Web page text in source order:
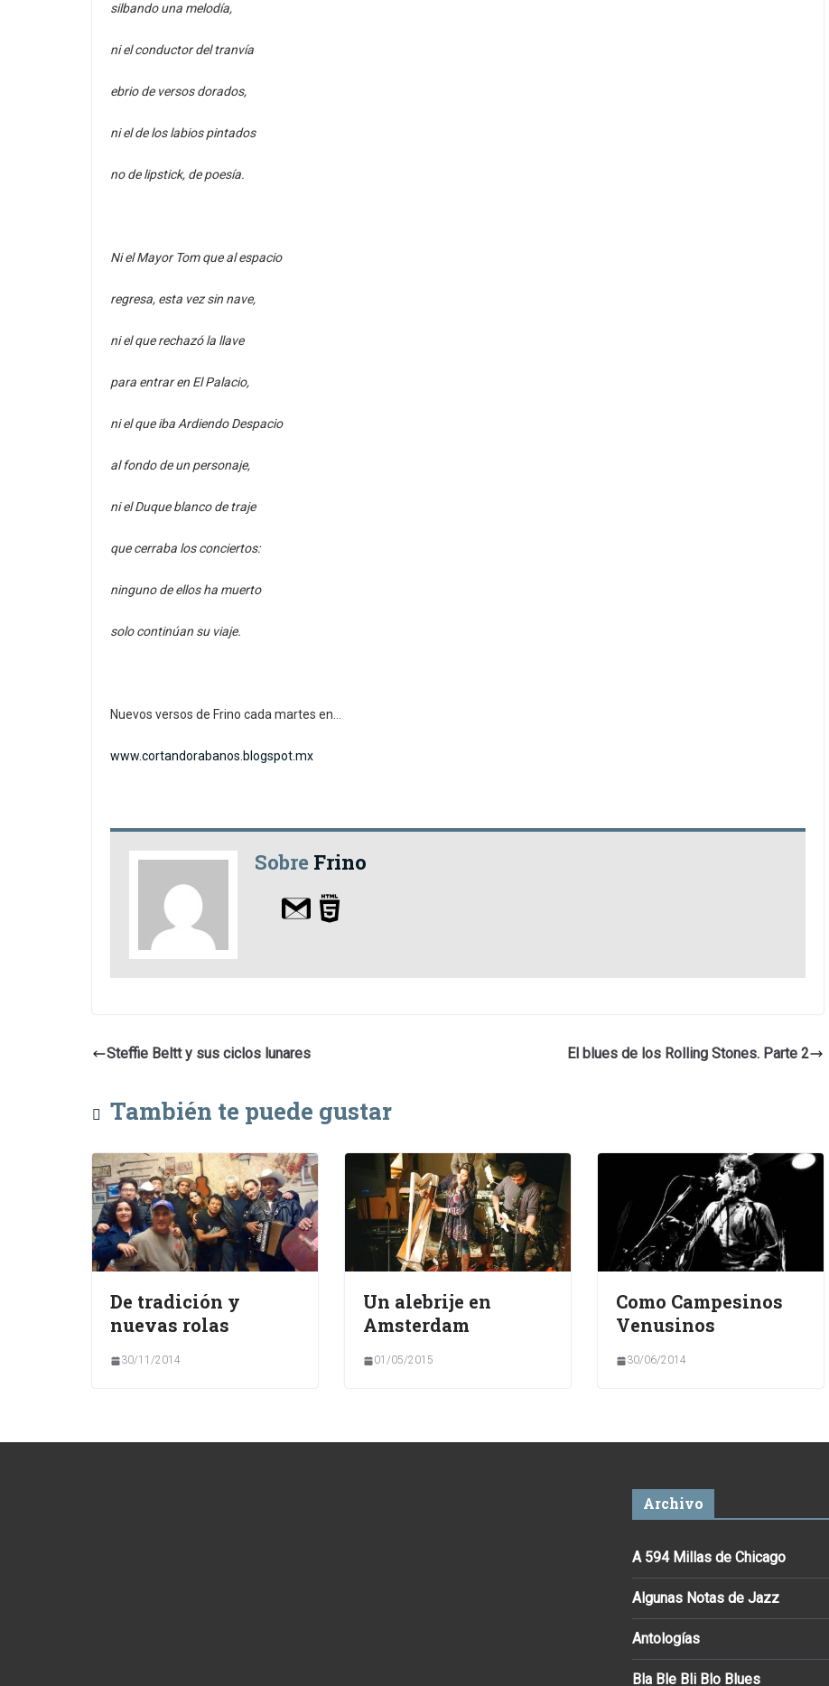
silbando una melodía,
ni el conductor del tranvía
ebrio de versos dorados,
ni el de los labios pintados
no de lipstick, de poesía.
Ni el Mayor Tom que al espacio
regresa, esta vez sin nave,
ni el que rechazó la llave
para entrar en El Palacio,
ni el que iba Ardiendo Despacio
al fondo de un personaje,
ni el Duque blanco de traje
que cerraba los conciertos:
ninguno de ellos ha muerto
solo continúan su viaje.
Nuevos versos de Frino cada martes en…
www.cortandorabanos.blogspot.mx
Sobre Frino
Steffie Beltt y sus ciclos lunares El blues de los Rolling Stones. Parte 2
También te puede gustar
De tradición y
nuevas rolas
30/11/2014
Un alebrije en
Amsterdam
01/05/2015
Como Campesinos
Venusinos
30/06/2014
Archivo
A 594 Millas de Chicago
Algunas Notas de Jazz
Antologías
Bla Ble Bli Blo Blues